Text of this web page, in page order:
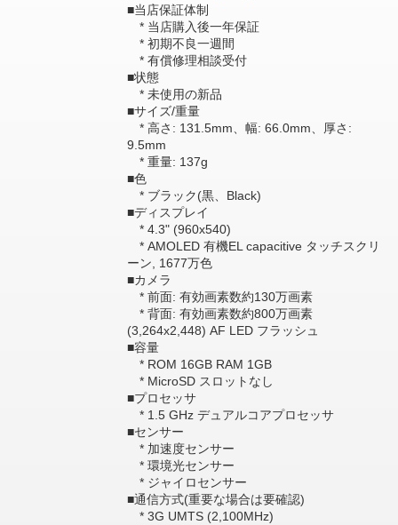
■当店保証体制
* 当店購入後一年保証
* 初期不良一週間
* 有償修理相談受付
■状態
* 未使用の新品
■サイズ/重量
* 高さ: 131.5mm、幅: 66.0mm、厚さ:
9.5mm
* 重量: 137g
■色
* ブラック(黒、Black)
■ディスプレイ
* 4.3" (960x540)
* AMOLED 有機EL capacitive タッチスクリ
ーン, 1677万色
■カメラ
* 前面: 有効画素数約130万画素
* 背面: 有効画素数約800万画素
(3,264x2,448) AF LED フラッシュ
■容量
* ROM 16GB RAM 1GB
* MicroSD スロットなし
■プロセッサ
* 1.5 GHz デュアルコアプロセッサ
■センサー
* 加速度センサー
* 環境光センサー
* ジャイロセンサー
■通信方式(重要な場合は要確認)
* 3G UMTS (2,100MHz)